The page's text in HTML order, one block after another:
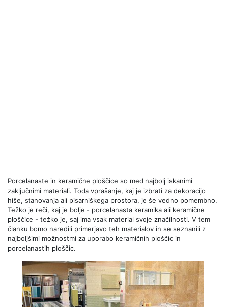
Porcelanaste in keramične ploščice so med najbolj iskanimi
zaključnimi materiali. Toda vprašanje, kaj je izbrati za dekoracijo
hiše, stanovanja ali pisarniškega prostora, je še vedno pomembno.
Težko je reči, kaj je bolje - porcelanasta keramika ali keramične
ploščice - težko je, saj ima vsak material svoje značilnosti. V tem
članku bomo naredili primerjavo teh materialov in se seznanili z
najboljšimi možnostmi za uporabo keramičnih ploščic in
porcelanastih ploščic.